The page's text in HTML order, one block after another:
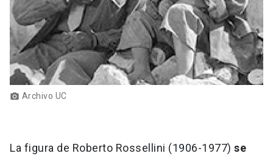
Padres y familia
Vecinos launch
Medios Biblioteca launch
Donaciones launch
photo_camera Archivo UC
La figura de Roberto Rossellini (1906-1977) se